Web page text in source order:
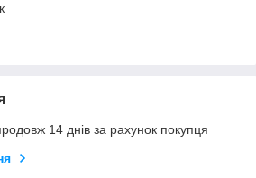
14 днів за рахунок покупця